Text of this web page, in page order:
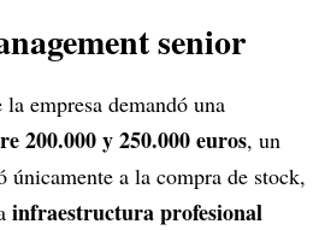
senior
empresa demandó una
200.000 y 250.000 euros, un
únicamente a la compra de stock,
infraestructura profesional